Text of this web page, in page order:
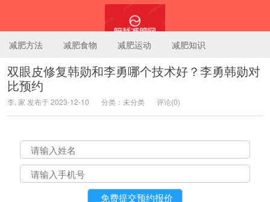
减肥方法 减肥食物 减肥运动 减肥知识
双眼皮修复韩勋和李勇哪个技术好？李勇韩勋对
比预约
李, 家 发布于 2023-12-10 分类：未分类 评论(0)